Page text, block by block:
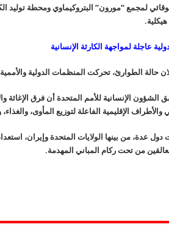
لمجمع “مورون” البتروكيماوي ومحطة توليد
عاجلة لمواجهة الكارثة الإنسانية
حالة الطوارئ، تحركت المنظمات الدولية
الشؤون الإنسانية للأمم المتحدة أن فرق الإغاثة
والأطراف الإقليمية الفاعلة لتوزيع المأوى،
دول عدة، من بينها الولايات المتحدة وإيران،
من تحت ركام المباني المهدمة.